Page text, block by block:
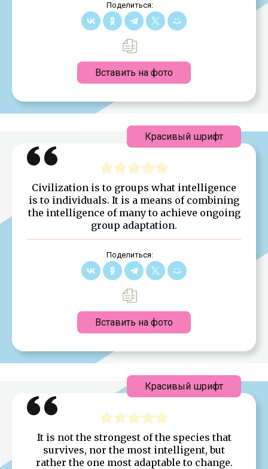
Поделиться:
Вставить на фото
Civilization is to groups what intelligence
is to individuals. It is a means of combining
the intelligence of many to achieve ongoing
group adaptation.
Поделиться:
Вставить на фото
Красивый шрифт
It is not the strongest of the species that
survives, nor the most intelligent, but
rather the one most adaptable to change.
Красивый шрифт